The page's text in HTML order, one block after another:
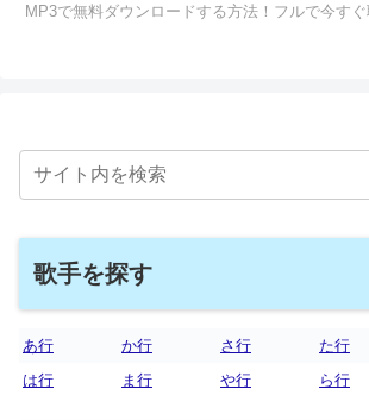
MP3で無料ダウンロードする方法！フルで今すぐ
歌手を探す
あ行 か行 さ行 た行
は行
ま行 や行 ら行